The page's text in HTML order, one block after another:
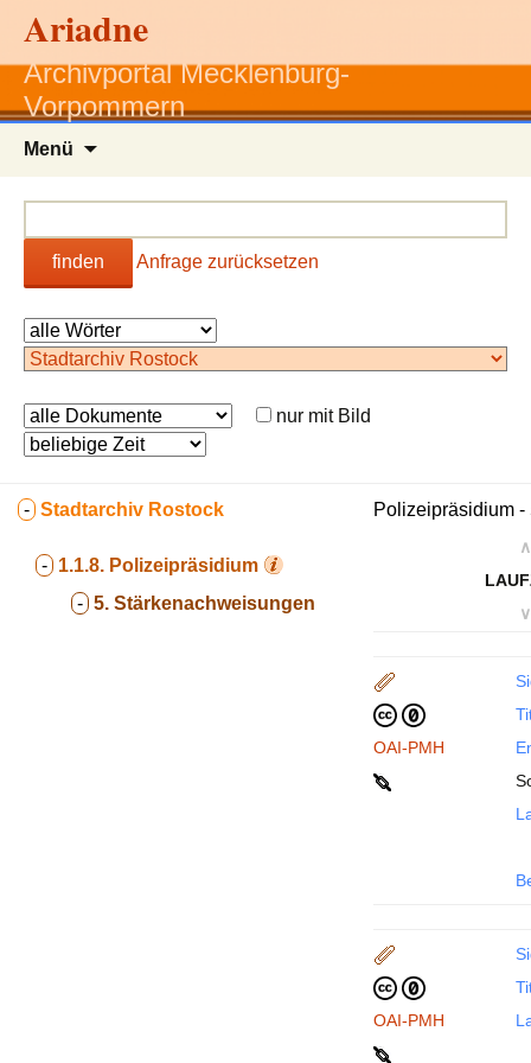
Ariadne
Archivportal Mecklenburg-
Vorpommern
Menü
finden Anfrage zurücksetzen
nur mit Bild
- Stadtarchiv Rostock
- 1.1.8. Polizeipräsidium
- 5. Stärkenachweisungen
Polizeipräsidium
∧
∨
OAI-PMH
OAI-PMH